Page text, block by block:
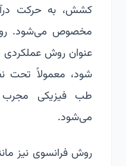
کشش، به حرکت
مخصوص می‌شود.
عنوان روش عملکردی
شود، معمولاً
طب فیزیکی مجرب
می‌شود.
روش فرانسوی نیز